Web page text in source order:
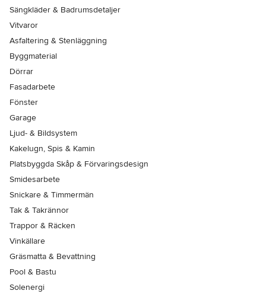
Sängkläder & Badrumsdetaljer
Vitvaror
Asfaltering & Stenläggning
Byggmaterial
Dörrar
Fasadarbete
Fönster
Garage
Ljud- & Bildsystem
Kakelugn, Spis & Kamin
Platsbyggda Skåp & Förvaringsdesign
Smidesarbete
Snickare & Timmermän
Tak & Takrännor
Trappor & Räcken
Vinkällare
Gräsmatta & Bevattning
Pool & Bastu
Solenergi